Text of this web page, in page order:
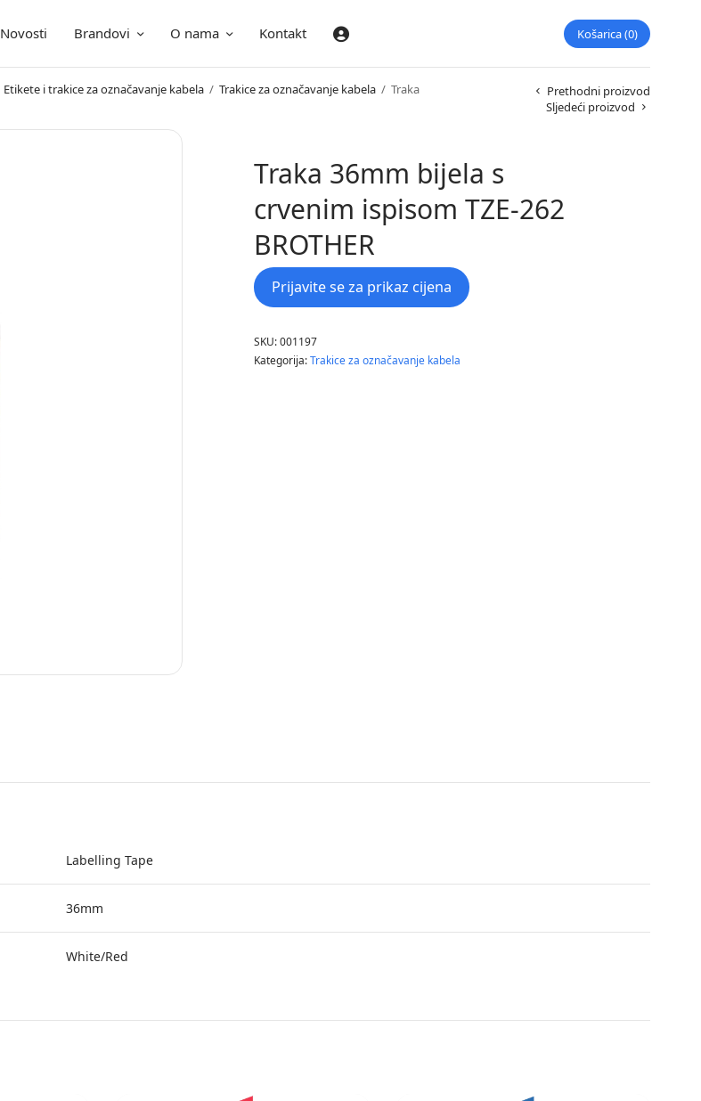
Novosti Brandovi O nama Kontakt Prijava Košarica 0
Etikete i trakice za označavanje kabela / Trakice za označavanje kabela / Traka
Prethodni proizvod
Sljedeći proizvod
Traka 36mm bijela s
crvenim ispisom TZE-262
BROTHER
Prijavite se za prikaz cijena
SKU:001197
Kategorija:Trakice za označavanje kabela
Labelling Tape
36mm
White/Red